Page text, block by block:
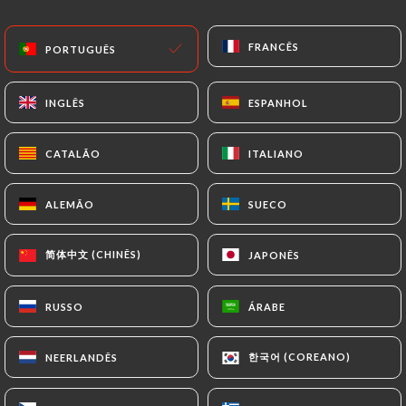
PORTUGUÊS FRANCÊS
INGLÊS ESPANHOL
CATALÃO ITALIANO
ALEMÃO SUECO
简体中文 (CHINÊS) JAPONÊS
RUSSO ÁRABE
NEERLANDÊS 한국어 (COREANO)
PÁGINA INICIAL/CONTACTO
Contacto
Chez Mademoiselle
PORTUGUÊS FRANCÊS
INGLÊS ESPANHOL
CATALÃO ITALIANO
ALEMÃO SUECO
简体中文 (CHINÊS) JAPONÊS
RUSSO ÁRABE
NEERLANDÊS 한국어 (COREANO)